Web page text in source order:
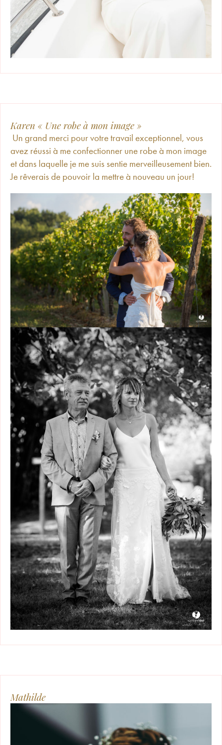
Karen « Une robe à mon image »
Un grand merci pour votre travail exceptionnel, vous
avez réussi à me confectionner une robe à mon image
et dans laquelle je me suis sentie merveilleusement bien.
Je rêverais de pouvoir la mettre à nouveau un jour!
Mathilde